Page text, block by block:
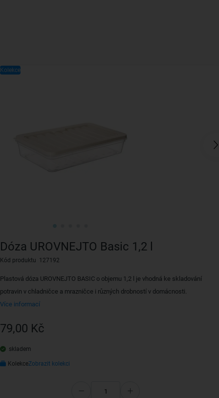
Dóza UROVNEJTO Basic 1,2 l
Kód produktu 127192
Plastová dóza UROVNEJTO BASIC o objemu 1,2 l je vhodná ke skladování
potravin v chladničce a mrazničce i různých drobností v domácnosti.
Více informací
79,00 Kč
skladem
KolekceZobrazit kolekci
Kolekce